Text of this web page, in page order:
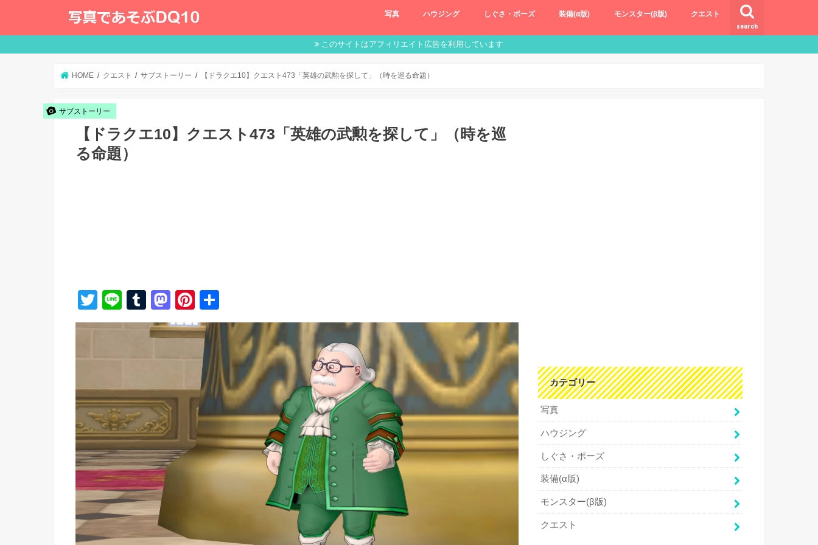
search
写真 ハウジング しぐさ・ポーズ 装備(α版) モンスター(β版) クエスト
このサイトはアフィリエイト広告を利用しています
HOME クエスト サブストーリー 【ドラクエ10】クエスト473「英雄の武勲を探して」（時を巡る命題）
サブストーリー
【ドラクエ10】クエスト473「英雄の武勲を探して」（時を巡
る命題）
T
wi
Li
n
T
u
m
M
a
st
o
o
Pi
nt
er
e
st
有
カテゴリー
写真
ハウジング
しぐさ・ポーズ
装備(α版)
モンスター(β版)
クエスト